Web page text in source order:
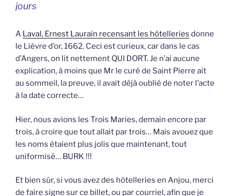
jours
A Laval, Ernest Laurain recensant les hôtelleries donne
le Lièvre d’or, 1662. Ceci est curieux, car dans le cas
d’Angers, on lit nettement QUI DORT. Je n’ai aucune
explication, à moins que Mr le curé de Saint Pierre ait
au sommeil, la preuve, il avait déjà oublié de noter l’acte
à la date correcte…
Hier, nous avions les Trois Maries, demain encore par
trois, à croire que tout allait par trois… Mais avouez que
les noms étaient plus jolis que maintenant, tout
uniformisé… BURK !!!
Et bien sûr, si vous avez des hôtelleries en Anjou, merci
de faire signe sur ce billet, ou par courriel, afin que je